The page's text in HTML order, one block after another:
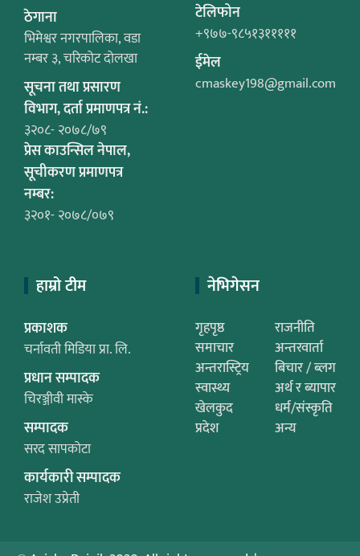
ठेगाना
भिमेश्वर नगरपालिका, वडा
नम्बर ३, चरिकोट दोलखा
सूचना तथा प्रसारण
विभाग, दर्ता प्रमाणपत्र नं.:
३२०८- २०७८/७९
प्रेस काउन्सिल नेपाल,
सूचीकरण प्रमाणपत्र
नम्बर:
३२०१- २०७८/०७९
टेलिफोन
+९७७-९८५१३१११११
ईमेल
cmaskey198@gmail.com
हाम्रो टीम
प्रकाशक
चर्नावती मिडिया प्रा. लि.
प्रधान सम्पादक
चिरञ्जीवी मास्के
सम्पादक
सरद सापकोटा
कार्यकारी सम्पादक
राजेश उप्रेती
नेभिगेसन
गृहपृष्ठ
राजनीति
समाचार
अन्तरवार्ता
अन्तरास्ट्रिय
बिचार / ब्लग
स्वास्थ्य
अर्थ र ब्यापार
खेलकुद
धर्म/संस्कृति
प्रदेश
अन्य